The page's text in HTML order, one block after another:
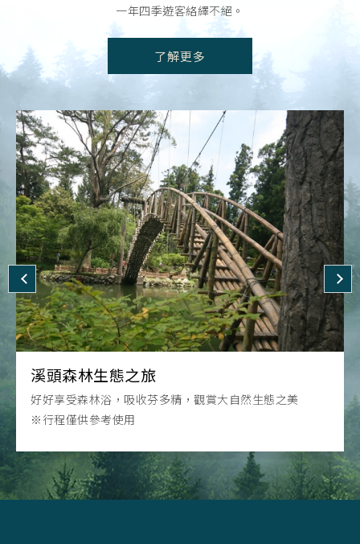
一年四季遊客絡繹不絕。
了解更多
沐浴在森林之中
松瀧岩瀑布秘境探索
※行程僅供參考使用
武岫秘境探索
探索武岫茶園、銀杏林
※行程僅供參考使用
溪頭森林生態之旅
好好享受森林浴，吸收芬多精，觀賞大自然生態之美
※行程僅供參考使用